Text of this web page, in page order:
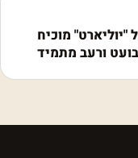
"יוליארט" מוכיח
ורעב מתמיד